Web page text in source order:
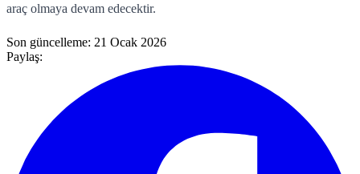
araç olmaya devam edecektir.
Son güncelleme: 21 Ocak 2026
Paylaş: